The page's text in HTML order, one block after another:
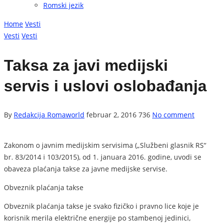
Romski jezik
Home Vesti
Vesti Vesti
Taksa za javi medijski
servis i uslovi oslobađanja
By Redakcija Romaworld februar 2, 2016 736 No comment
Zakonom o javnim medijskim servisima („Službeni glasnik RS“
br. 83/2014 i 103/2015), od 1. januara 2016. godine, uvodi se
obaveza plaćanja takse za javne medijske servise.
Obveznik plaćanja takse
Obveznik plaćanja takse je svako fizičko i pravno lice koje je
korisnik merila električne energije po stambenoj jedinici,